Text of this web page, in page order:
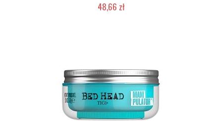
48,66 zł